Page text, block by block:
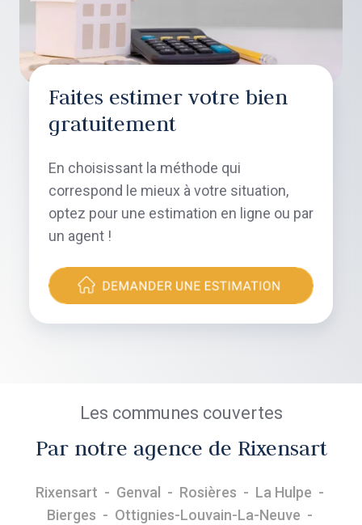
Faites estimer votre bien
gratuitement
En choisissant la méthode qui
correspond le mieux à votre situation,
optez pour une estimation en ligne ou par
un agent !
Les communes couvertes
Par notre agence de Rixensart
Rixensart - Genval - Rosières - La Hulpe -
Bierges - Ottignies-Louvain-La-Neuve -